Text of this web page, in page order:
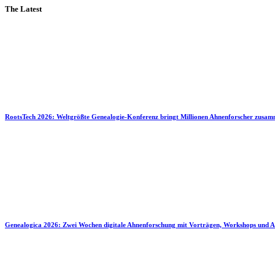
The Latest
RootsTech 2026: Weltgrößte Genealogie-Konferenz bringt Millionen Ahnenforscher
Genealogica 2026: Zwei Wochen digitale Ahnenforschung mit Vorträgen, Workshops und